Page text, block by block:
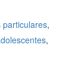
particulares